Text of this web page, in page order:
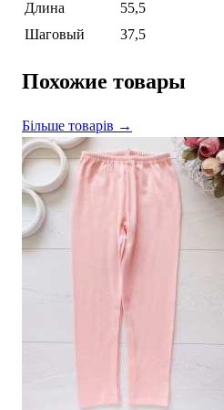
Длина
55,5
Шаговый
37,5
Похожие товары
Більше товарів →